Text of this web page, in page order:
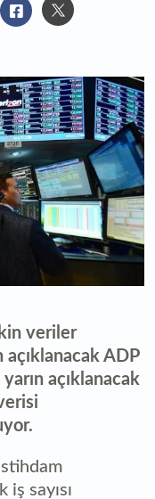
veriler
ADP
açıklanacak
sayısı